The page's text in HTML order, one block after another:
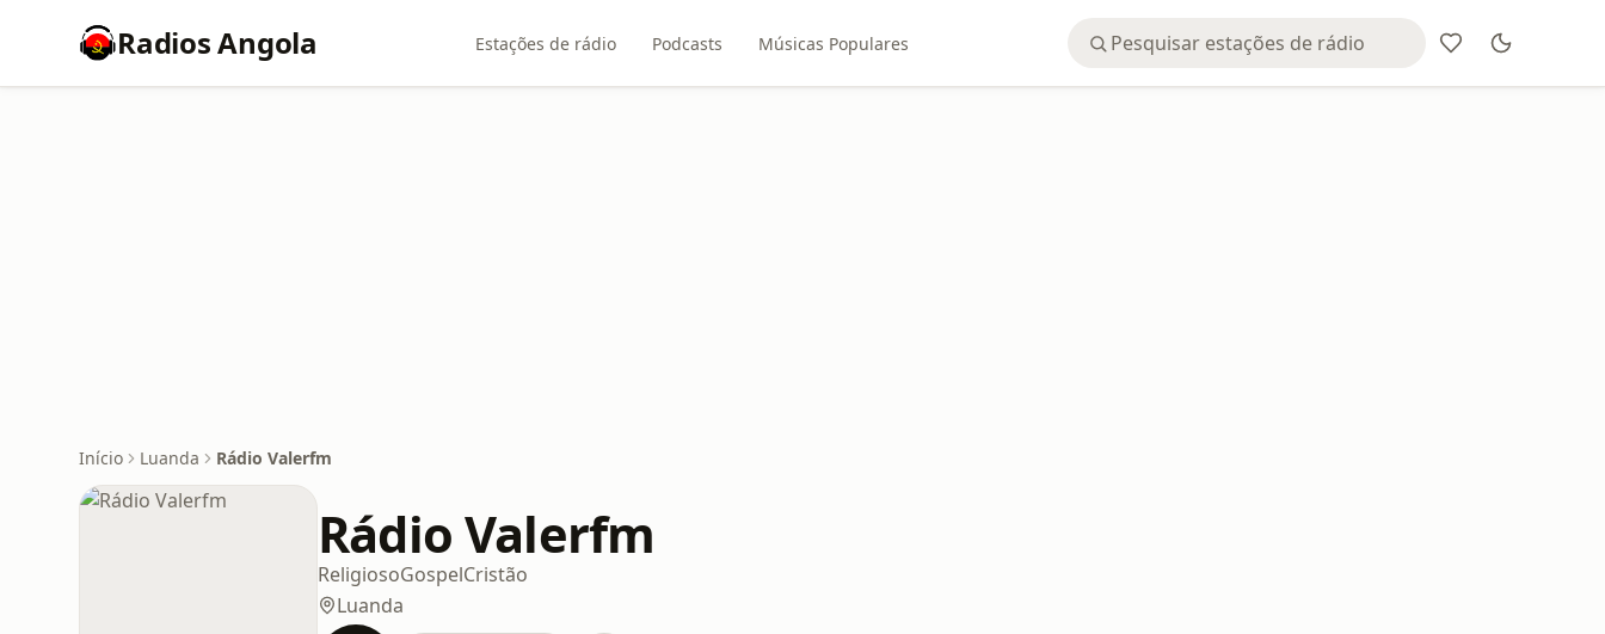
Radios Angola Estações de rádio Podcasts Músicas Populares
Início Luanda Rádio Valerfm
Rádio Valerfm
ReligiosoGospelCristão
Luanda